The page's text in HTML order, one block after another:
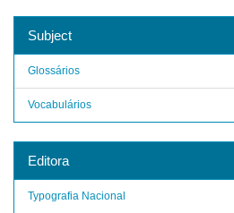
Subject
Glossários
Vocabulários
Editora
Typografia Nacional